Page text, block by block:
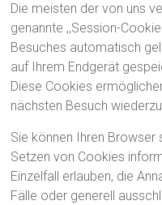
Die meisten der von uns
genannte ,,Session-
Besuches automatisch
auf Ihrem Endgerät
Diese Cookies
nächsten Besuch
Sie können Ihren Browser
Setzen von Cookies
Einzelfall erlauben, die
Fälle oder generell